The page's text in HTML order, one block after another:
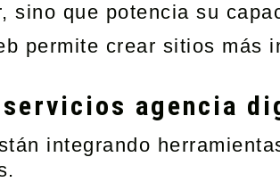
sino que potencia su
permite crear sitios más
agencia
integrando